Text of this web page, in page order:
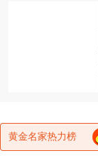
黄金名家热力榜